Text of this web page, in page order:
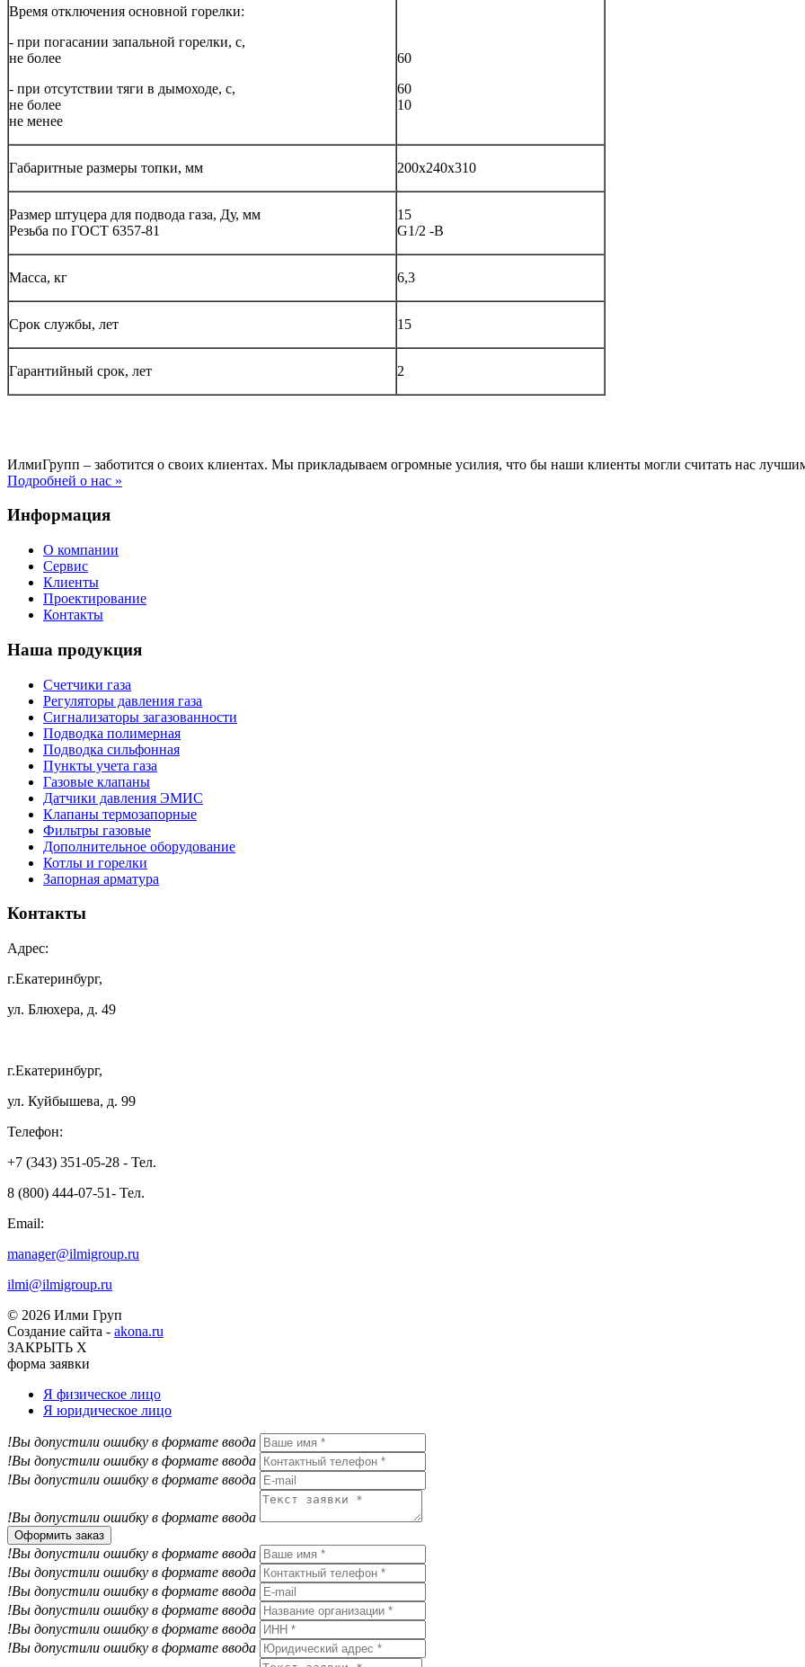
Время отключения основной горелки:
- при погасании запальной горелки, с,
не более
- при отсутствии тяги в дымоходе, с,
не более
не менее
60
60
10
Габаритные размеры топки, мм 200х240x310
Размер штуцера для подвода газа, Ду, мм
Резьба по ГОСТ 6357-81
15
G1/2 -В
Масса, кг 6,3
Срок службы, лет 15
Гарантийный срок, лет 2
ИлмиГрупп – заботится о своих клиентах. Мы прикладываем огромные усилия, что бы наши клиенты могли считать нас
Подробней о нас »
Информация
О компании
Сервис
Клиенты
Проектирование
Контакты
Наша продукция
Счетчики газа
Регуляторы давления газа
Сигнализаторы загазованности
Подводка полимерная
Подводка сильфонная
Пункты учета газа
Газовые клапаны
Датчики давления ЭМИС
Клапаны термозапорные
Фильтры газовые
Дополнительное оборудование
Котлы и горелки
Запорная арматура
Контакты
Адрес:
г.Екатеринбург,
ул. Блюхера, д. 49
г.Екатеринбург,
ул. Куйбышева, д. 99
Телефон:
+7 (343) 351-05-28 - Тел.
8 (800) 444-07-51- Тел.
Email:
manager@ilmigroup.ru
ilmi@ilmigroup.ru
© 2026 Илми Груп
Создание сайта - akona.ru
ЗАКРЫТЬ Х
форма заявки
Я физическое лицо
Я юридическое лицо
!Вы допустили ошибку в формате ввода
!Вы допустили ошибку в формате ввода
!Вы допустили ошибку в формате ввода
!Вы допустили ошибку в формате ввода
Оформить заказ
!Вы допустили ошибку в формате ввода
!Вы допустили ошибку в формате ввода
!Вы допустили ошибку в формате ввода
!Вы допустили ошибку в формате ввода
!Вы допустили ошибку в формате ввода
!Вы допустили ошибку в формате ввода